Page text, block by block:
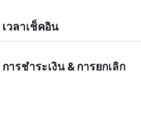
เวลาเช็คอิน
การชำระเงิน & การยกเลิก